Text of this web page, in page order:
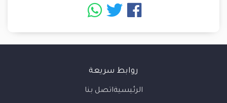
روابط سريعة
الرئيسيةاتصل بنا